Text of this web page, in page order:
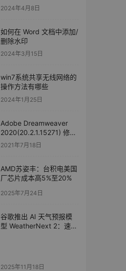
2024年4月8日
如何在 Word 文档中添加/
删除水印
2024年3月15日
win7系统共享无线网络的
操作方法有哪些
2024年1月25日
Adobe Dreamweaver
2020(20.2.1.15271) 修改
版
2021年7月18日
AMD苏姿丰：台积电美国
厂芯片成本高5%至20%
2025年7月24日
谷歌推出 AI 天气预报模
型 WeatherNext 2：速度
2025年11月18日